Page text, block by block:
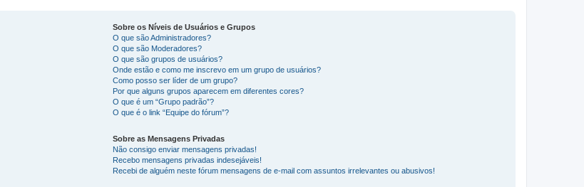
Sobre os Níveis de Usuários e Grupos
O que são Administradores?
O que são Moderadores?
O que são grupos de usuários?
Onde estão e como me inscrevo em um grupo de usuários?
Como posso ser líder de um grupo?
Por que alguns grupos aparecem em diferentes cores?
O que é um “Grupo padrão”?
O que é o link “Equipe do fórum”?
Sobre as Mensagens Privadas
Não consigo enviar mensagens privadas!
Recebo mensagens privadas indesejáveis!
Recebi de alguém neste fórum mensagens de e-mail com assuntos irrelevantes ou abusivos!